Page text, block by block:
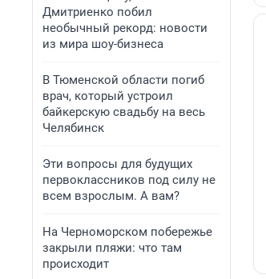
Дмитриенко побил
необычный рекорд: новости
из мира шоу-бизнеса
В Тюменской области погиб
врач, который устроил
байкерскую свадьбу на весь
Челябинск
Эти вопросы для будущих
первоклассников под силу не
всем взрослым. А вам?
На Черноморском побережье
закрыли пляжи: что там
происходит